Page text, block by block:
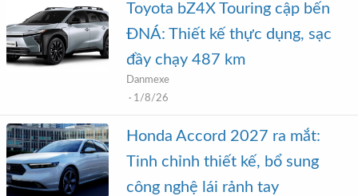
Toyota bZ4X Touring cập bến
ĐNÁ: Thiết kế thực dụng, sạc
đầy chạy 487 km
Danmexe
1/8/26
Honda Accord 2027 ra mắt:
Tinh chỉnh thiết kế, bổ sung
công nghệ lái rảnh tay